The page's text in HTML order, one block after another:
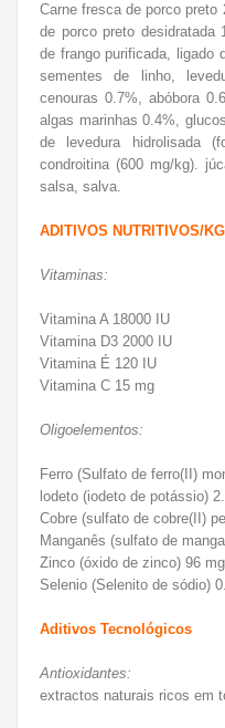
Carne fresca de porco
de porco preto desidratada
de frango purificada, ligado
sementes de linho,
cenouras 0.7%, abóbora
algas marinhas 0.4%,
de levedura hidrolisada
condroitina (600 mg/kg).
salsa, salva.
ADITIVOS NUTRITIVOS/KG
Vitaminas:
Vitamina A 18000 IU
Vitamina D3 2000 IU
Vitamina É 120 IU
Vitamina C 15 mg
Oligoelementos:
Ferro (Sulfato de ferro(II)
lodeto (iodeto de potássio)
Cobre (sulfato de cobre(II)
Manganês (sulfato de
Zinco (óxido de zinco) 96 mg
Selenio (Selenito de sódio)
Aditivos Tecnológicos
Antioxidantes:
extractos naturais ricos em